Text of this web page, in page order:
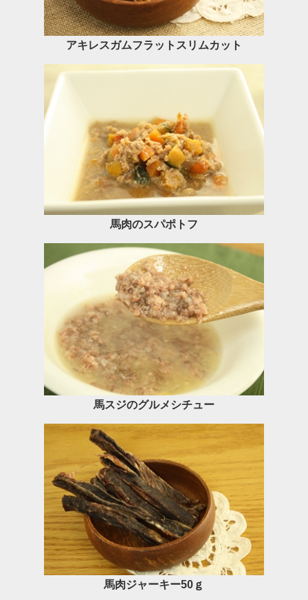
アキレスガムフラットスリムカット
馬肉のスパポトフ
馬スジのグルメシチュー
馬肉ジャーキー50ｇ